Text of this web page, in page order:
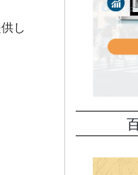
し